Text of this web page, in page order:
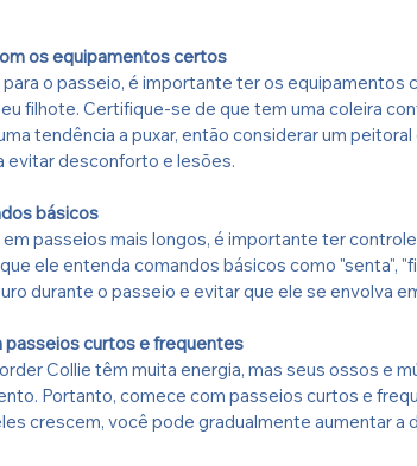
os equipamentos certos
o passeio, é importante ter os equipamentos
filhote. Certifique-se de que tem uma coleira
tendência a puxar, então considerar um
evitar desconforto e lesões.
básicos
passeios mais longos, é importante ter
ele entenda comandos básicos como "senta",
durante o passeio e evitar que ele se envolva
passeios curtos e frequentes
Collie têm muita energia, mas seus ossos e
Portanto, comece com passeios curtos e
crescem, você pode gradualmente aumentar a